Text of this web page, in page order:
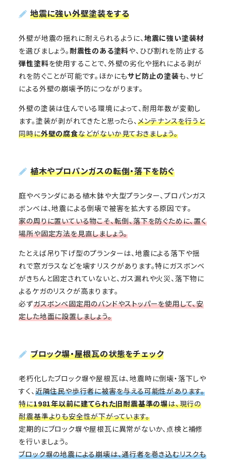
地震に強い外壁塗装をする
外壁が地震の揺れに耐えられるように、地震に強い塗装材
を選びましょう。耐震性のある塗料や、ひび割れを防止する
弾性塗料を使用することで、外壁の劣化や揺れによる剥が
れを防ぐことが可能です。ほかにもサビ防止の塗装も、サビ
による外壁の崩壊予防につながります。
外壁の塗装は住んでいる環境によって、耐用年数が変動し
ます。塗装が剥がれてきたと思ったら、メンテナンスを行うと
同時に外壁の腐食などがないか見ておきましょう。
植木やプロパンガスの転倒・落下を防ぐ
庭やベランダにある植木鉢や大型プランター、プロパンガス
ボンベは、地震による倒壊で被害を拡大する原因です。
家の周りに置いている物こそ、転倒、落下を防ぐために、置く
場所や固定方法を見直しましょう。
たとえば吊り下げ型のプランターは、地震による落下や揺
れで窓ガラスなどを壊すリスクがあります。特にガスボンベ
がきちんと固定されていないと、ガス漏れや火災、落下物に
よるケガのリスクが高まります。
必ずガスボンベ固定用のバンドやストッパーを使用して、安
定した地面に設置しましょう。
ブロック塀・屋根瓦の状態をチェック
老朽化したブロック塀や屋根瓦は、地震時に倒壊・落下しや
すく、近隣住民や歩行者に被害を与える可能性があります。
特に1981年以前に建てられた旧耐震基準の塀は、現行の
耐震基準よりも安全性が下がっています。
定期的にブロック塀や屋根瓦に異常がないか、点検と補修
を行いましょう。
ブロック塀の地震による崩壊は、通行者を巻き込むリスクも